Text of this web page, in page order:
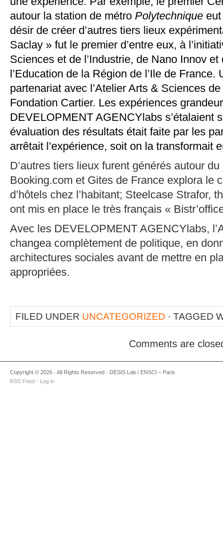
autour la station de métro Polytechnique
désir de créer d’autres tiers lieux
Saclay » fut le premier d’entre eux, à
Sciences et de l’Industrie, de Nano Innov
l’Education de la Région de l’Ile de France.
partenariat avec l’Atelier Arts & Sciences
Fondation Cartier. Les expériences
DEVELOPMENT AGENCYlabs s’étalaient
évaluation des résultats était faite par les
arrêtait l’expérience, soit on la transformait
D’autres tiers lieux furent générés autour
Booking.com et Gites de France explora le
d’hôtels chez l’habitant; Steelcase Strafor,
ont mis en place le très français «
Avec les DEVELOPMENT AGENCYlabs,
changea complètement de politique, en
architectures sociales avant de mettre en
appropriées.
FILED UNDER UNCATEGORIZED · TAGGED
Comments are
Copyright © 2026 · All Rights Reserved · DESIS Lab / ENSCI – Paris
RSS Feed · Log in